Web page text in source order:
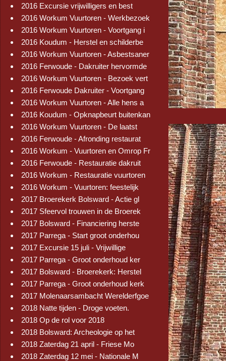
2016 Excursie vrijwilligers en best
2016 Workum Vuurtoren - Werkbezoek
2016 Workum Vuurtoren - Voortgang i
2016 Koudum - Herstel en schilderbe
2016 Workum Vuurtoren - Asbestsaner
2016 Ferwoude - Dakruiter hervormde
2016 Workum Vuurtoren - Bezoek vert
2016 Ferwoude Dakruiter - Voortgang
2016 Workum Vuurtoren - Alle hens a
2016 Koudum - Opknapbeurt buitenkan
2016 Workum Vuurtoren - De laatst
2016 Ferwoude - Afronding restaurat
2016 Workum - Vuurtoren en Omrop Fr
2016 Ferwoude - Restauratie dakruit
2016 Workum - Restauratie vuurtoren
2016 Workum - Vuurtoren: feestelijk
2017 Broerekerk Bolsward - Actie gl
2017 Sfeervol trouwen in de Broerek
2017 Bolsward - Financiering herste
2017 Parrega - Start groot onderhou
2017 Excursie 15 juli - Vrijwillige
2017 Parrega - Groot onderhoud ker
2017 Bolsward - Broerekerk: Herstel
2017 Parrega - Groot onderhoud kerk
2017 Molenaarsambacht Werelderfgoe
2018 Natte tijden - Droge voeten.
2018 Op de rol voor 2018
2018 Bolsward: Archeologie op het
2018 Zaterdag 21 april - Friese Mo
2018 Zaterdag 12 mei - Nationale M